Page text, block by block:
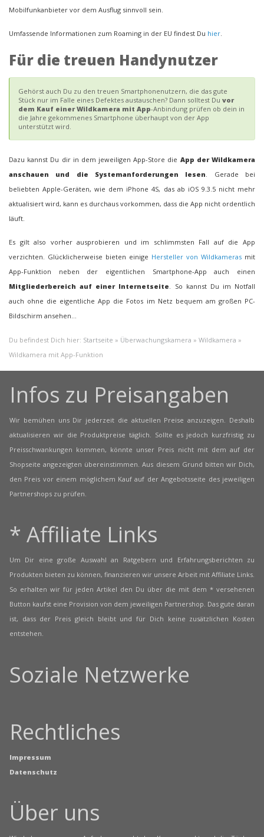
Mobilfunkanbieter vor dem Ausflug sinnvoll sein.
Umfassende Informationen zum Roaming in der EU findest Du hier.
Für die treuen Handynutzer
Gehörst auch Du zu den treuen Smartphonenutzern, die das gute
Stück nur im Falle eines Defektes austauschen? Dann solltest Du vor
dem Kauf einer Wildkamera mit App-Anbindung prüfen ob dein in
die Jahre gekommenes Smartphone überhaupt von der App
unterstützt wird.
Dazu kannst Du dir in dem jeweiligen App-Store die App der Wildkamera
anschauen und die Systemanforderungen lesen . Gerade bei
beliebten Apple-Geräten, wie dem iPhone 4S, das ab iOS 9.3.5 nicht mehr
aktualisiert wird, kann es durchaus vorkommen, dass die App nicht ordentlich
läuft.
Es gilt also vorher ausprobieren und im schlimmsten Fall auf die App
verzichten. Glücklicherweise bieten einige Hersteller von Wildkameras mit
App-Funktion neben der eigentlichen Smartphone-App auch einen
Mitgliederbereich auf einer Internetseite. So kannst Du im Notfall
auch ohne die eigentliche App die Fotos im Netz bequem am großen PC-
Bildschirm ansehen…
Du befindest Dich hier: Startseite » Überwachungskamera » Wildkamera »
Wildkamera mit App-Funktion
Infos zu Preisangaben
Wir bemühen uns Dir jederzeit die aktuellen Preise anzuzeigen. Deshalb
aktualisieren wir die Produktpreise täglich. Sollte es jedoch kurzfristig zu
Preisschwankungen kommen, könnte unser Preis nicht mit dem auf der
Shopseite angezeigten übereinstimmen. Aus diesem Grund bitten wir Dich,
den Preis vor einem möglichem Kauf auf der Angebotsseite des jeweiligen
Partnershops zu prüfen.
* Affiliate Links
Um Dir eine große Auswahl an Ratgebern und Erfahrungsberichten zu
Produkten bieten zu können, finanzieren wir unsere Arbeit mit Affiliate Links.
So erhalten wir für jeden Artikel den Du über die mit dem * versehenen
Button kaufst eine Provision von dem jeweiligen Partnershop. Das gute daran
ist, dass der Preis gleich bleibt und für Dich keine zusätzlichen Kosten
entstehen.
Soziale Netzwerke
Rechtliches
Impressum
Datenschutz
Über uns